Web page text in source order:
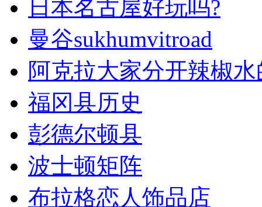
日本名古屋好玩吗?
曼谷sukhumvitroad
阿克拉大家分开辣椒
福冈县历史
彭德尔顿县
波士顿矩阵
布拉格恋人饰品店